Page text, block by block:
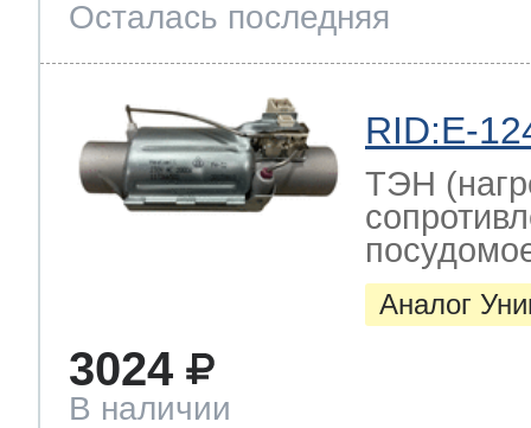
Осталась последняя
RID:E-
ТЭН
Аналог
3024
В наличии